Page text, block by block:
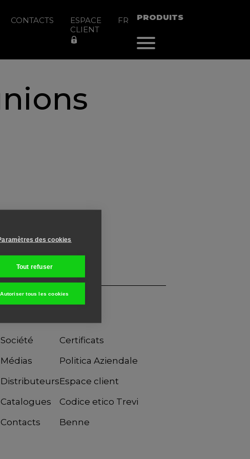
CONTACTS
ESPACE
CLIENT
FR PRODUITS
Société
Médias
Distributeurs
Catalogues
Contacts
Certificats
Politica Aziendale
Espace client
Codice etico Trevi
Benne
des cookies
Tout refuser
Autoriser tous les cookies